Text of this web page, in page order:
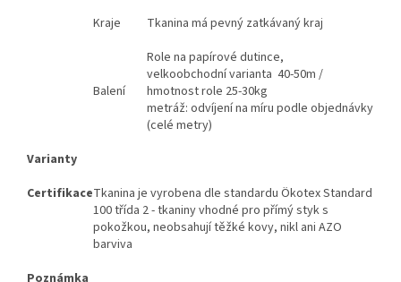
Kraje
Tkanina má pevný zatkávaný kraj
Balení
Role na papírové dutince,
velkoobchodní varianta 40-50m /
hmotnost role 25-30kg
metráž: odvíjení na míru podle objednávky
(celé metry)
Varianty
CertifikaceTkanina je vyrobena dle standardu Ökotex Standard
100 třída 2 - tkaniny vhodné pro přímý styk s
pokožkou, neobsahují těžké kovy, nikl ani AZO
barviva